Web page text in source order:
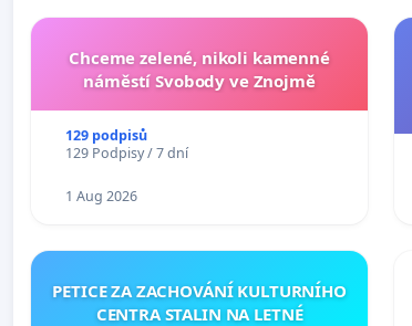
Chceme zelené, nikoli kamenné
náměstí Svobody ve Znojmě
129 podpisů
129 Podpisy / 7 dní
1 Aug 2026
PETICE ZA ZACHOVÁNÍ KULTURNÍHO
CENTRA STALIN NA LETNÉ